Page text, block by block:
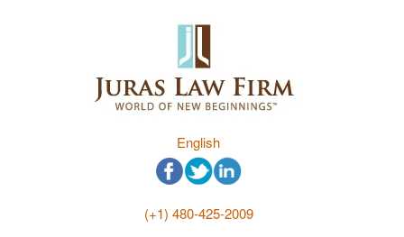
English
(+1) 480-425-2009